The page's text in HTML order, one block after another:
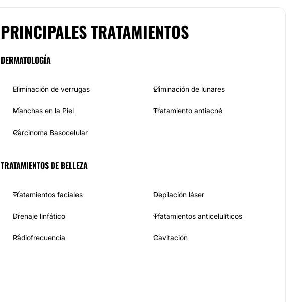
PRINCIPALES TRATAMIENTOS
DERMATOLOGÍA
Eliminación de verrugas Eliminación de lunares
Manchas en la Piel Tratamiento antiacné
Carcinoma Basocelular
TRATAMIENTOS DE BELLEZA
Tratamientos faciales Depilación láser
Drenaje linfático Tratamientos anticelulíticos
Radiofrecuencia Cavitación